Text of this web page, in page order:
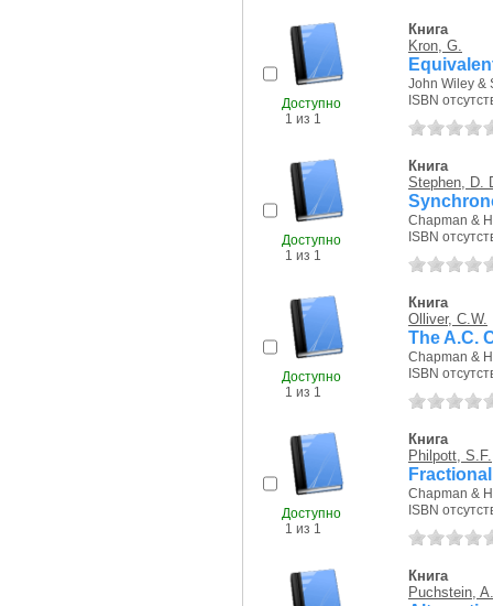
Доступно
1 из 1
Книга
Kron, G.
John Wiley &
ISBN
Доступно
1 из 1
Книга
Stephen, D.
Chapman &
ISBN
Доступно
1 из 1
Книга
Olliver, C.W.
The A.C.
Chapman &
ISBN
Доступно
1 из 1
Книга
Philpott, S.F.
Chapman &
ISBN
Книга
Puchstein,